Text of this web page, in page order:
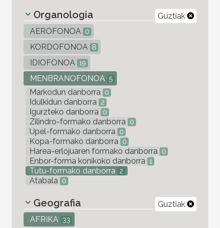
Guztiak
Organologia
AEROFONOA 0
KORDOFONOA 8
IDIOFONOA 19
MENBRANOFONOA 5
Markodun danborra 0
Idulkidun danborra 2
Igurzteko danborra 0
Zilindro-formako danborra 0
Upel-formako danborra 0
Kopa-formako danborra 0
Harea-erlojuaren formako danborra 0
Enbor-forma konikoko danborra 1
Tutu-formako danborra 2
Atabala 0
Guztiak
Geografia
AFRIKA 33